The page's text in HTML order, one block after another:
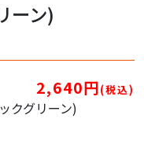
ーン)
2,640円(税込)
クグリーン)